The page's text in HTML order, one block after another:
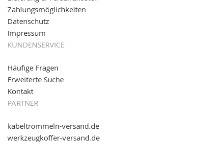
reinschauen...
Zahlungsmöglichkeiten
Datenschutz
Impressum
KUNDENSERVICE
Häufige Fragen
Erweiterte Suche
Kontakt
PARTNER
kabeltrommeln-versand.de
werkzeugkoffer-versand.de